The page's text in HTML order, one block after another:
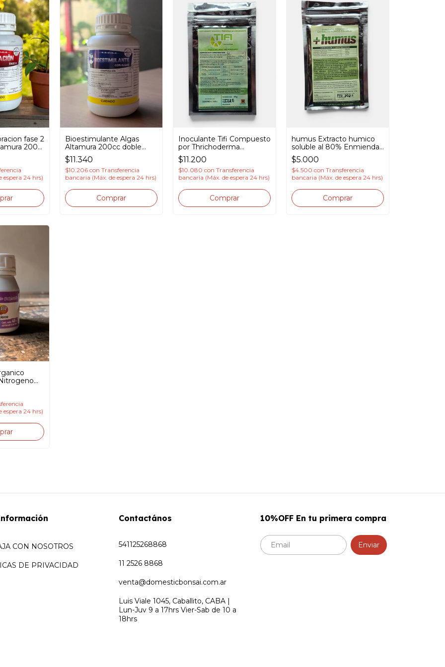
fase 2
200
espera 24 hrs)
Bioestimulante Algas
Altamura 200cc doble
funcion ( foliar y raices )
$11.340
$10.206 con Transferencia
bancaria (Máx. de espera 24 hrs)
Inoculante Tifi Compuesto
por Thrichoderma
atroviride Cepa 898G
$11.200
$10.080 con Transferencia
bancaria (Máx. de espera 24 hrs)
humus Extracto humico
soluble al 80% Enmienda
organica
$5.000
$4.500 con Transferencia
bancaria (Máx. de espera 24 hrs)
5-0-0
espera 24 hrs)
CON NOSOTROS
DE PRIVACIDAD
Contactános
541125268868
11 2526 8868
venta@domesticbonsai.com.ar
Luis Viale 1045, Caballito, CABA |
Lun-Juv 9 a 17hrs Vier-Sab de 10 a
18hrs
10%OFF En tu primera compra